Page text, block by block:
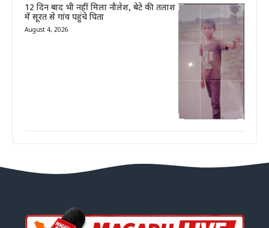
12 दिन बाद भी नहीं मिला नौलेश, बेटे की तलाश
में सूरत से गांव पहुंचे पिता
August 4, 2026